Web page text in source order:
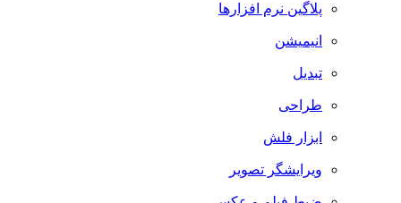
پلاگین نرم افزارها
انیمیشن
تبدیل
طراحی
ابزار فلش
ویرایشگر تصویر